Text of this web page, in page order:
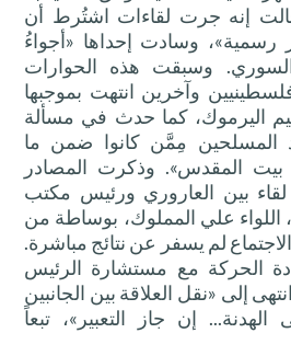
إنه جرت لقاءات اشتُرط أن
رسمية»، وسادت إحداها «أجواءُ
وسبقت هذه الحوارات
وآخرين انتهت بموجبها
اليرموك، كما حدث في مسألة
المسلحين مِمَّن كانوا ضمن ما
المقدس». وذكرت المصادر
بين العاروري ورئيس مكتب
اللواء علي المملوك، بوساطة من
لم يسفر عن نتائج مباشرة.
الحركة مع مستشارة الرئيس
إلى «نقل العلاقة بين الجانبين
إن جاز التعبير»، تبعاً